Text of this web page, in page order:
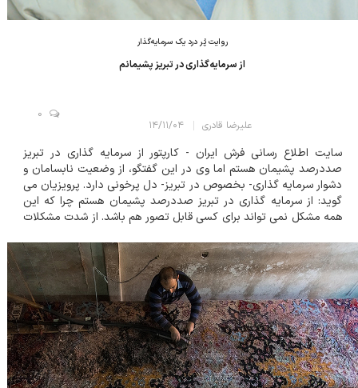
روایت پُر درد یک سرمایه‌گذار
از سرمایه‌گذاری در تبریز پشیمانم
علیرضا قادری ۱۴/۱۱/۰۴
0
سایت اطلاع رسانی فرش ایران - کارپتور از سرمایه گذاری در تبریز
صددرصد پشیمان هستم اما وی در این گفتگو، از وضعیت نابسامان و
دشوار سرمایه گذاری- بخصوص در تبریز- دل پرخونی دارد. پرویزیان می
گوید: از سرمایه گذاری در تبریز صددرصد پشیمان هستم چرا که این
همه مشکل نمی تواند برای کسی قابل تصور هم باشد. از شدت مشکلات
اذیت کرده و او را...